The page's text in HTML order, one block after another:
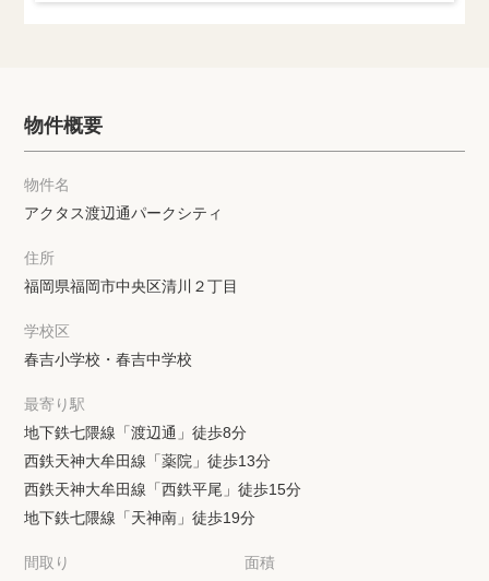
物件概要
物件名
アクタス渡辺通パークシティ
住所
福岡県福岡市中央区清川２丁目
学校区
春吉小学校・春吉中学校
最寄り駅
地下鉄七隈線「渡辺通」徒歩8分
西鉄天神大牟田線「薬院」徒歩13分
西鉄天神大牟田線「西鉄平尾」徒歩15分
地下鉄七隈線「天神南」徒歩19分
間取り
面積